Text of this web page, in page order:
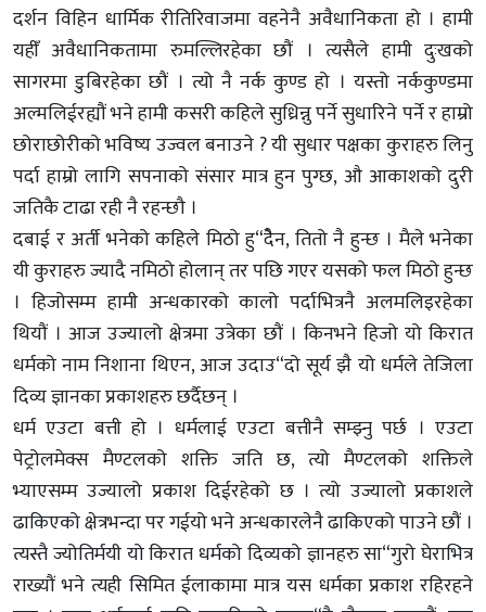
दर्शन विहिन धार्मिक रीतिरिवाजमा वहनेनै अवैधानिकता हो । हामी
यहीँ अवैधानिकतामा रुमल्लिरहेका छौं । त्यसैले हामी दुःखको
सागरमा डुबिरहेका छौं । त्यो नै नर्क कुण्ड हो । यस्तो नर्ककुण्डमा
अल्मलिईरह्यौं भने हामी कसरी कहिले सुध्रिन्नु पर्ने सुधारिने पर्ने र हाम्रो
छोराछोरीको भविष्य उज्वल बनाउने ? यी सुधार पक्षका कुराहरु लिनु
पर्दा हाम्रो लागि सपनाको संसार मात्र हुन पुग्छ, औ आकाशको दुरी
जतिकै टाढा रही नै रहन्छौ ।
दबाई र अर्ती भनेको कहिले मिठो हु“देैन, तितो नै हुन्छ । मैले भनेका
यी कुराहरु ज्यादै नमिठो होलान् तर पछि गएर यसको फल मिठो हुन्छ
। हिजोसम्म हामी अन्धकारको कालो पर्दाभित्रनै अलमलिइरहेका
थियौं । आज उज्यालो क्षेत्रमा उत्रेका छौं । किनभने हिजो यो किरात
धर्मको नाम निशाना थिएन, आज उदाउ“दो सूर्य झै यो धर्मले तेजिला
दिव्य ज्ञानका प्रकाशहरु छर्दैछन् ।
धर्म एउटा बत्ती हो । धर्मलाई एउटा बत्तीनै सम्झ्नु पर्छ । एउटा
पेट्रोलमेक्स मैण्टलको शक्ति जति छ, त्यो मैण्टलको शक्तिले
भ्याएसम्म उज्यालो प्रकाश दिईरहेको छ । त्यो उज्यालो प्रकाशले
ढाकिएको क्षेत्रभन्दा पर गईयो भने अन्धकारलेनै ढाकिएको पाउने छौं ।
त्यस्तै ज्योतिर्मयी यो किरात धर्मको दिव्यको ज्ञानहरु सा“गुरो घेराभित्र
राख्यौं भने त्यही सिमित ईलाकामा मात्र यस धर्मका प्रकाश रहिरहने